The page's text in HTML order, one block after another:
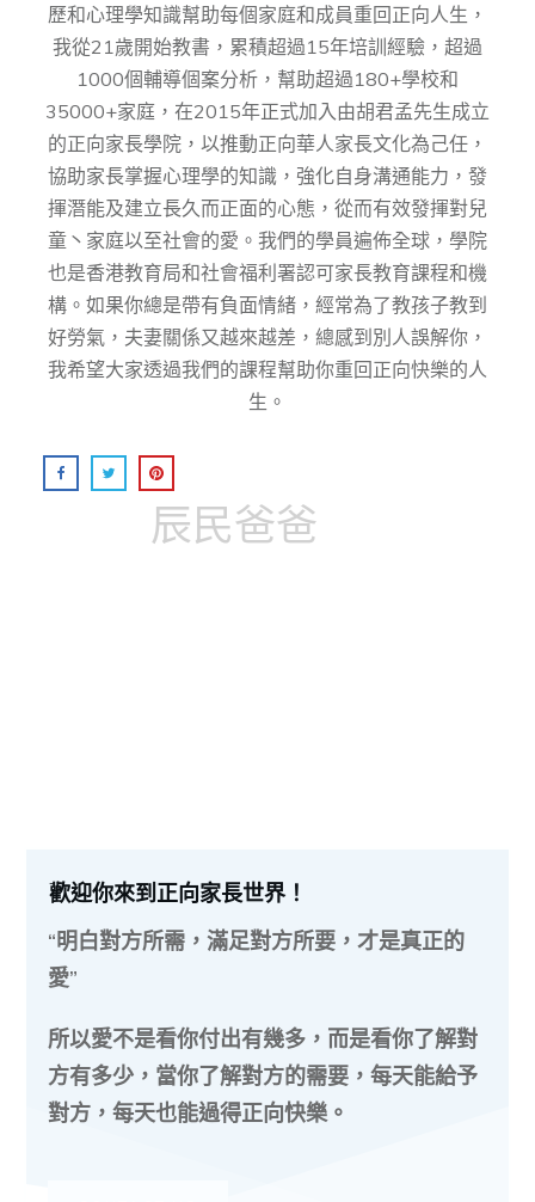
歷和心理學知識幫助每個家庭和成員重回正向人生，
我從21歲開始教書，累積超過15年培訓經驗，超過
1000個輔導個案分析，幫助超過180+學校和
35000+家庭，在2015年正式加入由胡君孟先⽣成⽴
的正向家⻑學院，以推動正向華⼈家⻑⽂化為⼰任，
協助家⻑掌握⼼理學的知識，強化⾃身溝通能⼒，發
揮潛能及建⽴⻑久⽽正⾯的⼼態，從而有效發揮對兒
童丶家庭以至社會的愛。我們的學員遍佈全球，學院
也是香港教育局和社會福利署認可家長教育課程和機
構。如果你總是帶有負面情緒，經常為了教孩子教到
好勞氣，夫妻關係又越來越差，總感到別人誤解你，
我希望大家透過我們的課程幫助你重回正向快樂的人
生。
辰民爸爸
歡迎你來到正向家長世界！
“明白對方所需，滿足對方所要，才是真正的
愛”
所以愛不是看你付出有幾多，而是看你了解對
方有多少，當你了解對方的需要，每天能給予
對方，每天也能過得正向快樂。